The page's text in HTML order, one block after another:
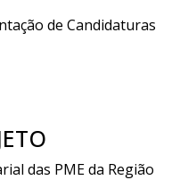
de Candidaturas
das PME da Região